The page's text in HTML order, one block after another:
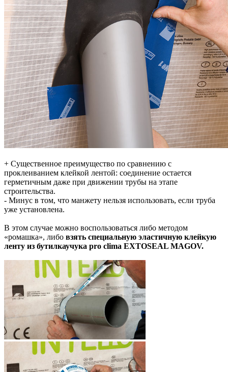
+ Существенное преимущество по сравнению с
проклеиванием клейкой лентой: соединение остается
герметичным даже при движении трубы на этапе
строительства.
- Минус в том, что манжету нельзя использовать, если труба
уже установлена.
В этом случае можно воспользоваться либо методом
«ромашка», либо взять специальную эластичную клейкую
ленту из бутилкаучука pro clima EXTOSEAL MAGOV.